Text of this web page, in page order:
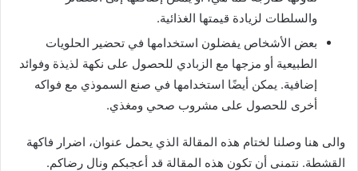
والسلطات لزيادة قيمتها الغذائية.
بعض الأشخاص يفضلون استخدامها في تحضير الحلويات
الطبيعية أو مزجها مع الزبادي للحصول على نكهة لذيذة وفوائد
إضافية. يمكن أيضًا استخدامها في صنع السموذي مع فواكه
أخرى للحصول على مشروب صحي ومغذي.
والى هنا وصلنا لختام هذه المقالة الذي يحمل عنوان، اضرار فاكهة
القشطة. نتمنى أن تكون هذه المقالة قد أعجبكم ونال رضاكم.